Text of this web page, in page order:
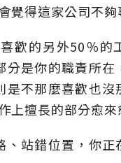
覺得這家公司不夠
歡的另外50％的
是你的職責所在
不那麼喜歡也沒
上擅長的部分愈來
站錯位置，你正